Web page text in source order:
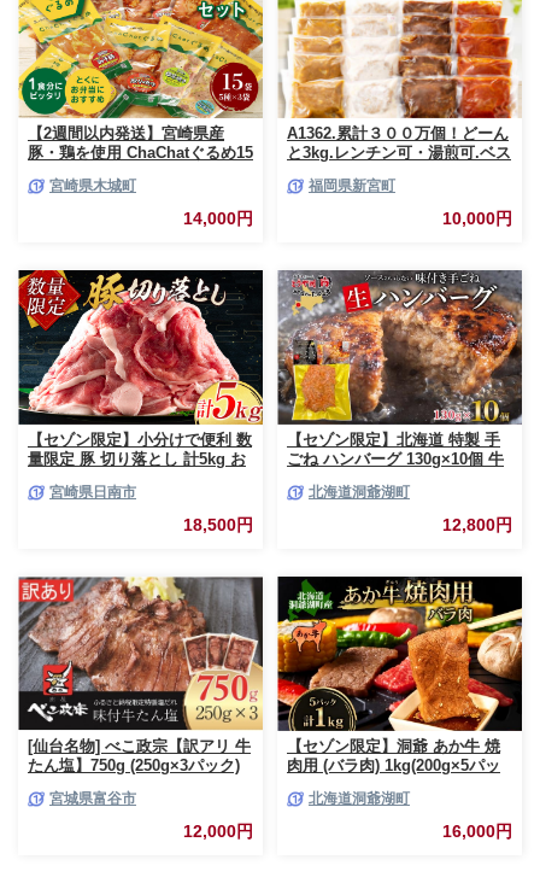
【2週間以内発送】宮崎県産
豚・鶏を使用 ChaChatぐるめ15
_K16_0040_4
宮崎県木城町
14,000円
A1362.累計３００万個！どーん
と3kg.レンチン可・湯煎可.ベス
【150g×20個】【訳あり】【北
海道・沖縄・離島へ配送不可】
福岡県新宮町
10,000円
【セゾン限定】小分けで便利 数
量限定 豚 切り落とし 計5kg お
空パック 個包装 万能食材 おす
すめ おかず 食品 炒め物 お弁当
豚丼 豚しゃぶ しゃぶしゃぶ 焼
贈答 プレゼント おすそ分け 宮
崎県 日南市 送料無料_CCV2-26
宮崎県日南市
18,500円
【セゾン限定】北海道 特製 手
ごね ハンバーグ 130g×10個 牛
肉屋 手作り 小分け ジューシー
おかず 本格的 簡単 調理 グルメ
お取り寄せ お肉屋 たどころ 送
北海道洞爺湖町
12,800円
[仙台名物] べこ政宗【訳アリ 牛
たん塩】750g (250g×3パック)
[0256]宮城県富谷市
12,000円
【セゾン限定】洞爺 あか牛 焼
肉用 (バラ肉) 1kg(200g×5パッ
ーベキュー おうち焼肉 BBQ ジ
ューシー ヘルシー 赤身本来の
北海道洞爺湖町
16,000円